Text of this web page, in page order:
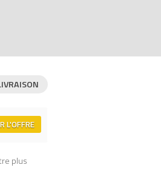
100%
L'OFFRE
plus